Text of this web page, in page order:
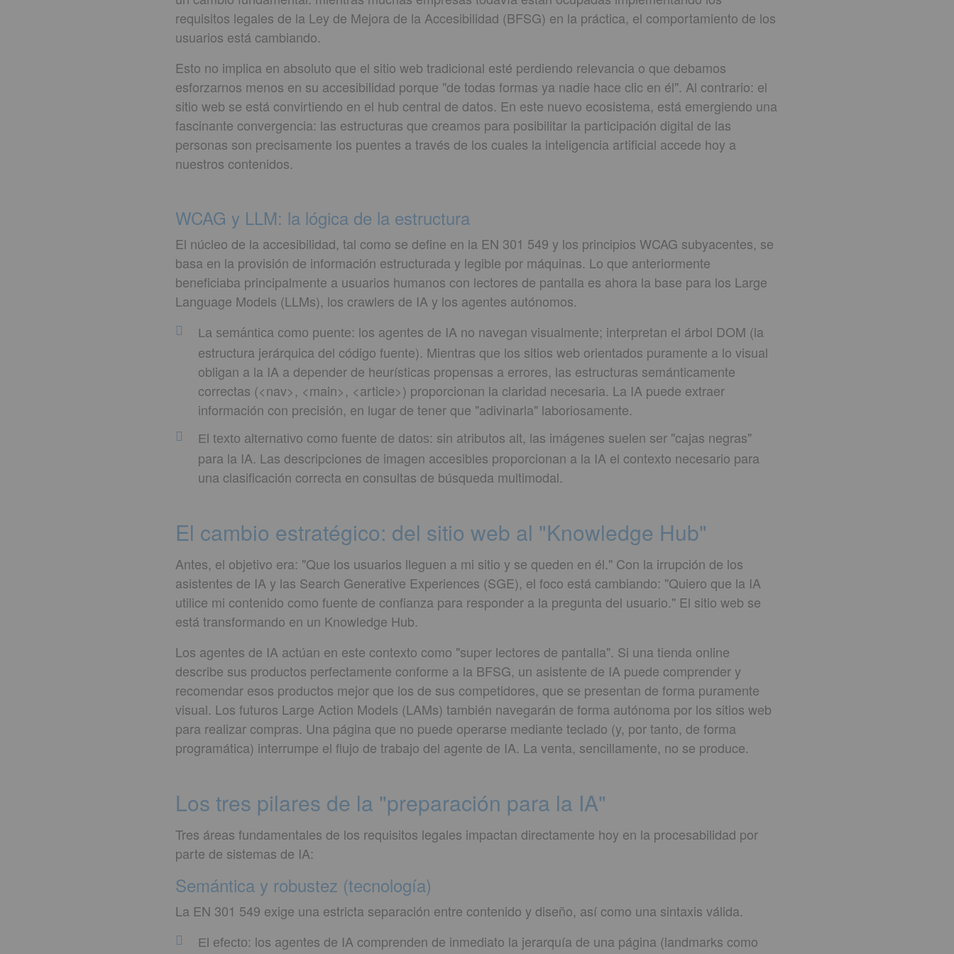
requisitos legales de la Ley de Mejora de la Accesibilidad (BFSG) en la práctica, el comportamiento de los
usuarios está cambiando.
Esto no implica en absoluto que el sitio web tradicional esté perdiendo relevancia o que debamos
esforzarnos menos en su accesibilidad porque "de todas formas ya nadie hace clic en él". Al contrario: el
sitio web se está convirtiendo en el hub central de datos. En este nuevo ecosistema, está emergiendo una
fascinante convergencia: las estructuras que creamos para posibilitar la participación digital de las
personas son precisamente los puentes a través de los cuales la inteligencia artificial accede hoy a
nuestros contenidos.
WCAG y LLM: la lógica de la estructura
El núcleo de la accesibilidad, tal como se define en la EN 301 549 y los principios WCAG subyacentes, se
basa en la provisión de información estructurada y legible por máquinas. Lo que anteriormente
beneficiaba principalmente a usuarios humanos con lectores de pantalla es ahora la base para los Large
Language Models (LLMs), los crawlers de IA y los agentes autónomos.
La semántica como puente: los agentes de IA no navegan visualmente; interpretan el árbol DOM (la
estructura jerárquica del código fuente). Mientras que los sitios web orientados puramente a lo visual
obligan a la IA a depender de heurísticas propensas a errores, las estructuras semánticamente
correctas (<nav>, <main>, <article>) proporcionan la claridad necesaria. La IA puede extraer
información con precisión, en lugar de tener que "adivinarla" laboriosamente.
El texto alternativo como fuente de datos: sin atributos alt, las imágenes suelen ser "cajas negras"
para la IA. Las descripciones de imagen accesibles proporcionan a la IA el contexto necesario para
una clasificación correcta en consultas de búsqueda multimodal.
El cambio estratégico: del sitio web al "Knowledge Hub"
Antes, el objetivo era: "Que los usuarios lleguen a mi sitio y se queden en él." Con la irrupción de los
asistentes de IA y las Search Generative Experiences (SGE), el foco está cambiando: "Quiero que la IA
utilice mi contenido como fuente de confianza para responder a la pregunta del usuario." El sitio web se
está transformando en un Knowledge Hub.
Los agentes de IA actúan en este contexto como "super lectores de pantalla". Si una tienda online
describe sus productos perfectamente conforme a la BFSG, un asistente de IA puede comprender y
recomendar esos productos mejor que los de sus competidores, que se presentan de forma puramente
visual. Los futuros Large Action Models (LAMs) también navegarán de forma autónoma por los sitios web
para realizar compras. Una página que no puede operarse mediante teclado (y, por tanto, de forma
programática) interrumpe el flujo de trabajo del agente de IA. La venta, sencillamente, no se produce.
Los tres pilares de la "preparación para la IA"
Tres áreas fundamentales de los requisitos legales impactan directamente hoy en la procesabilidad por
parte de sistemas de IA:
Semántica y robustez (tecnología)
La EN 301 549 exige una estricta separación entre contenido y diseño, así como una sintaxis válida.
El efecto: los agentes de IA comprenden de inmediato la jerarquía de una página (landmarks como